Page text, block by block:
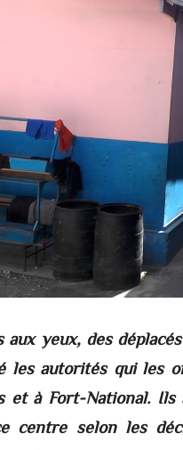
aux yeux, des
les autorités qui les
et à Fort-National.
centre selon les